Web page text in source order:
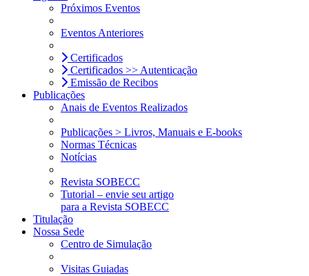
Próximos Eventos
Eventos Anteriores
Certificados
Certificados >> Autenticação
Emissão de Recibos
Publicações
Anais de Eventos Realizados
Publicações > Livros, Manuais e E-books
Normas Técnicas
Notícias
Revista SOBECC
Tutorial – envie seu artigo
para a Revista SOBECC
Titulação
Nossa Sede
Centro de Simulação
Visitas Guiadas